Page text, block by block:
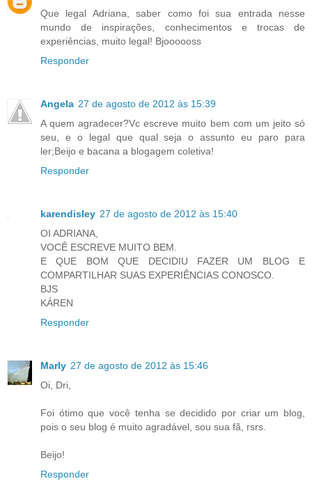
Que legal Adriana, saber como foi sua entrada nesse
mundo de inspirações, conhecimentos e trocas de
experiências, muito legal! Bjoooooss
Responder
Angela 27 de agosto de 2012 às 15:39
A quem agradecer?Vc escreve muito bem com um jeito só
seu, e o legal que qual seja o assunto eu paro para
ler;Beijo e bacana a blogagem coletiva!
Responder
karendisley 27 de agosto de 2012 às 15:40
OI ADRIANA,
VOCÊ ESCREVE MUITO BEM.
E QUE BOM QUE DECIDIU FAZER UM BLOG E
COMPARTILHAR SUAS EXPERIÊNCIAS CONOSCO.
BJS
KÁREN
Responder
Marly 27 de agosto de 2012 às 15:46
Oi, Dri,
Foi ótimo que você tenha se decidido por criar um blog,
pois o seu blog é muito agradável, sou sua fã, rsrs.
Beijo!
Responder